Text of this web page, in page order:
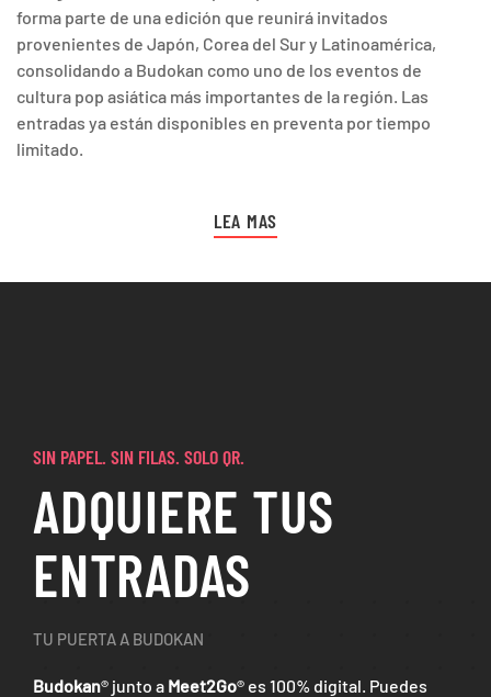
forma parte de una edición que reunirá invitados
provenientes de Japón, Corea del Sur y Latinoamérica,
consolidando a Budokan como uno de los eventos de
cultura pop asiática más importantes de la región. Las
entradas ya están disponibles en preventa por tiempo
limitado.
LEA MAS
SIN PAPEL. SIN FILAS. SOLO QR.
ADQUIERE TUS
ENTRADAS
TU PUERTA A BUDOKAN
Budokan® junto a Meet2Go® es 100% digital. Puedes